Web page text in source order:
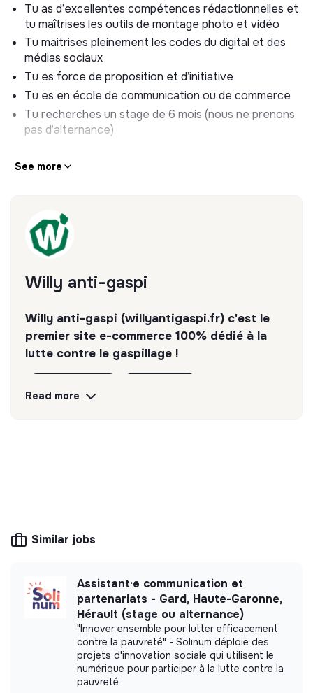
Tu as d’excellentes compétences rédactionnelles et
tu maîtrises les outils de montage photo et vidéo
Tu maitrises pleinement les codes du digital et des
médias sociaux
Tu es force de proposition et d’initiative
Tu es en école de communication ou de commerce
Tu recherches un stage de 6 mois (nous ne prenons
pas d’alternance)
See more
Willy anti-gaspi
Willy anti-gaspi (willyantigaspi.fr) c'est le
premier site e-commerce 100% dédié à la
lutte contre le gaspillage !
Website
Company
< 15 persons
Online store
Impact study
Read more
Similar jobs
Assistant·e communication et
partenariats - Gard, Haute-Garonne,
Hérault (stage ou alternance)
"Innover ensemble pour lutter efficacement
contre la pauvreté" - Solinum déploie des
projets d'innovation sociale qui utilisent le
numérique pour participer à la lutte contre la
pauvreté